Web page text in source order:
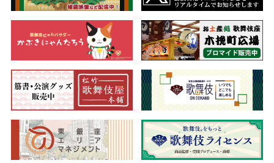
貸さず百合を生贄にと訴え続け…。
一昨年の歌舞伎座公演で好評を博した鏡花の名作を再演する注
目の舞台です。
二、高野聖（こうやひじり）
修行僧の宗朝（海老蔵）は、飛騨から信州へ抜ける道すがら、
富山の薬売（市蔵）と出会い、薬売が進んだ道を辿っていきます
が、日も暮れてしまい山中の一つ家に宿を乞います。この家に住
むのは妖艶で気高い女（玉三郎）と、女が養っている病持ちの次
郎（尾上右近）、そして親仁（歌六）の三人。
女は宗朝の逗留を拒みますが、思い直してその願いを聞き届け
ると、人が変わったように甲斐甲斐しく世話を始めます。やがて